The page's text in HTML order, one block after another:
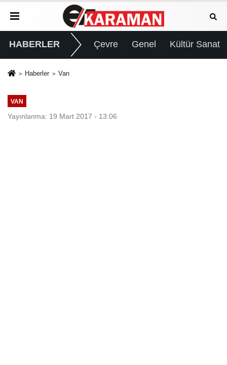
HABERLER Çevre Genel Kültür Sanat
Haberler Van
VAN
Yayınlanma: 19 Mart 2017 - 13:06